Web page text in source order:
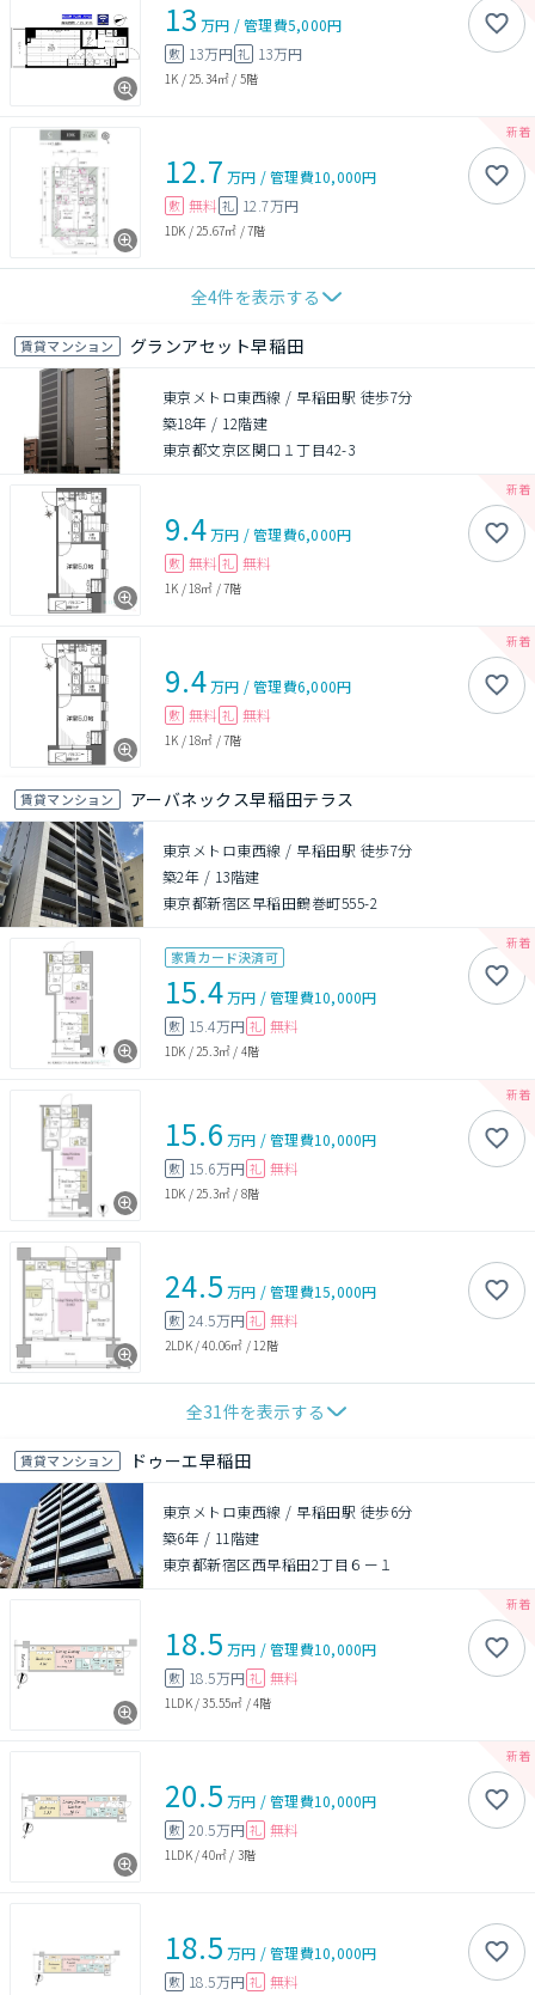
13 万円 /管理費5,000円
敷 13万円 礼 13万円
1K / 25.34㎡ / 5階
12.7 万円 /管理費10,000円
敷 無料 礼 12.7万円
1DK / 25.67㎡ /7階
全4件を表示する
賃貸マンション グランアセット早稲田
東京メトロ東西線 / 早稲田駅 徒歩7分
築18年 / 12階建
東京都文京区関口１丁目42-3
9.4万円 /管理費6,000円
敷 無料 礼 無料
1K / 18㎡ /7階
9.4万円 /管理費6,000円
敷 無料 礼 無料
1K / 18㎡ /7階
賃貸マンション アーバネックス早稲田テラス
東京メトロ東西線 / 早稲田駅 徒歩7分
築2年 / 13階建
東京都新宿区早稲田鶴巻町555-2
家賃カード決済可
15.4万円 /管理費10,000円
敷 15.4万円 礼 無料
1DK /25.3㎡ / 4階
15.6 万円 /管理費10,000円
敷 15.6万円 礼 無料
1DK / 25.3㎡ / 8階
24.5 万円 /管理費15,000円
敷 24.5万円 礼 無料
2LDK/40.06㎡ / 12階
全31件を表示する
賃貸マンション ドゥーエ早稲田
東京メトロ東西線 / 早稲田駅 徒歩6分
築6年 / 11階建
東京都新宿区西早稲田2丁目６ー１
18.5 万円 /管理費10,000円
敷 18.5万円 礼 無料
1LDK/35.55㎡ /4階
20.5 万円 /管理費10,000円
敷 20.5万円 礼 無料
1LDK/40㎡ / 3階
18.5 万円 /管理費10,000円
敷 18.5万円 礼 無料